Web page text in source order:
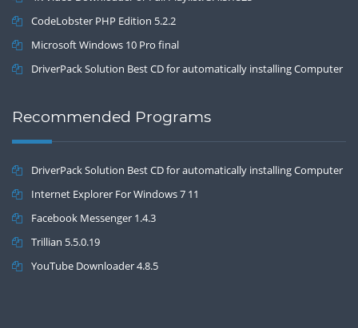
CodeLobster PHP Edition 5.2.2
Microsoft Windows 10 Pro final
DriverPack Solution Best CD for automatically installing Computer
Recommended Programs
DriverPack Solution Best CD for automatically installing Computer
Drivers 17.7
Internet Explorer For Windows 7 11
Facebook Messenger 1.4.3
Trillian 5.5.0.19
YouTube Downloader 4.8.5